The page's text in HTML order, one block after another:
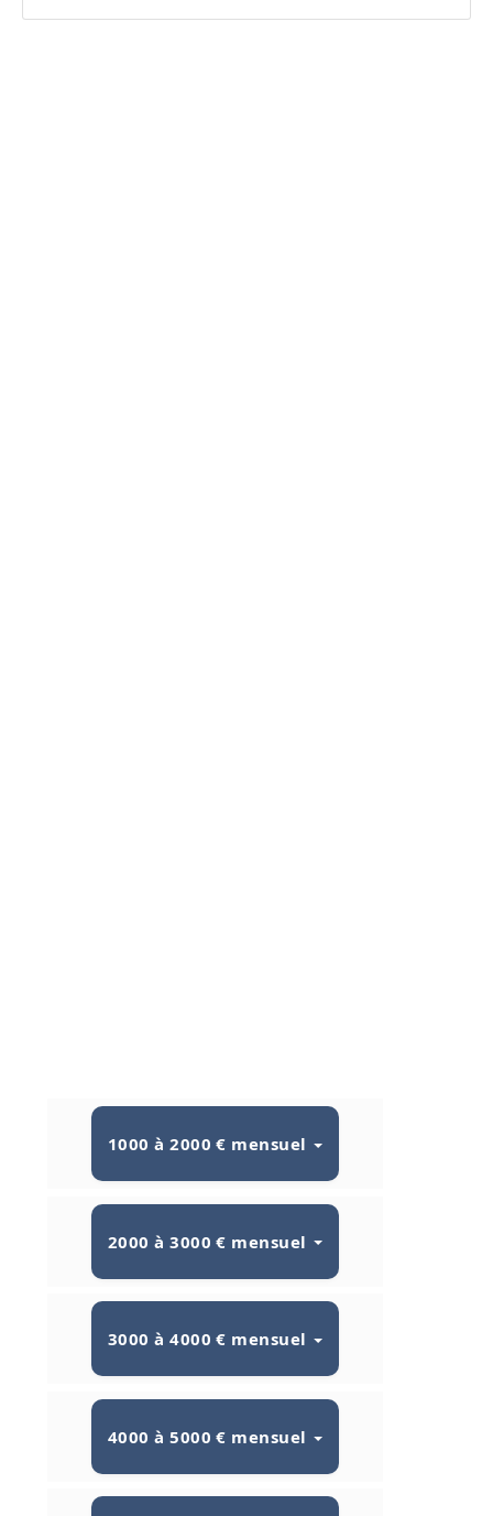
1000 à 2000 € mensuel
2000 à 3000 € mensuel
3000 à 4000 € mensuel
4000 à 5000 € mensuel